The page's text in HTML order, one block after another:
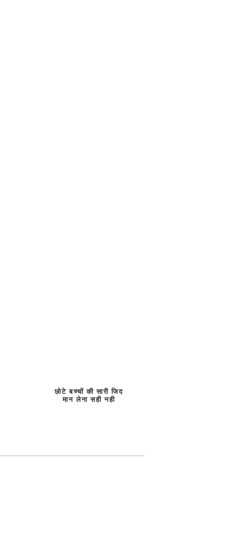
छोटे बच्चों की सारी जिद
मान लेना सही नही